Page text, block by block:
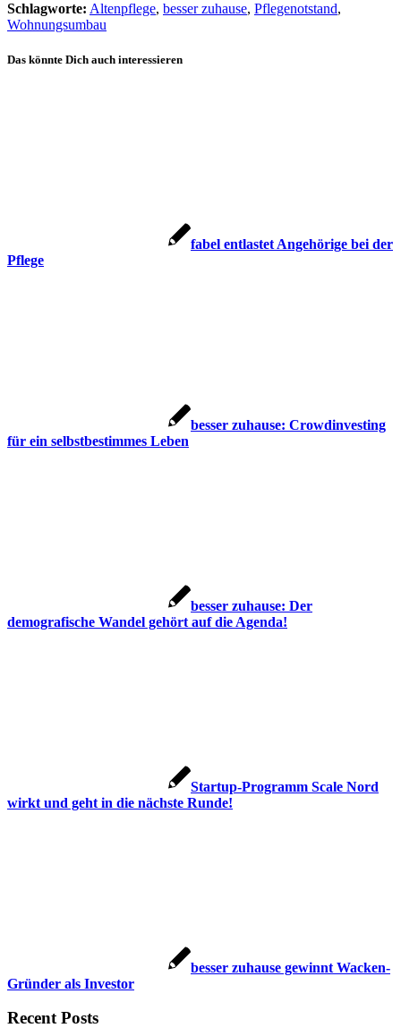
Schlagworte: Altenpflege, besser zuhause, Pflegenotstand,
Wohnungsumbau
Das könnte Dich auch interessieren
fabel entlastet Angehörige bei der
Pflege
besser zuhause: Crowdinvesting
für ein selbstbestimmes Leben
besser zuhause: Der
demografische Wandel gehört auf die Agenda!
Startup-Programm Scale Nord
wirkt und geht in die nächste Runde!
besser zuhause gewinnt Wacken-
Gründer als Investor
Recent Posts